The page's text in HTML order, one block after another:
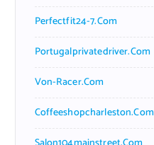
Perfectfit24-7.com
Portugalprivatedriver.com
Von-Racer.com
Coffeeshopcharleston.com